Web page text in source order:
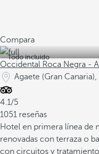
Compara
Todo incluido
Occidental Roca Negra -
Agaete (Gran Canaria),
4.1/5
1051 reseñas
Hotel en primera línea de
renovadas con terraza o
con circuitos y